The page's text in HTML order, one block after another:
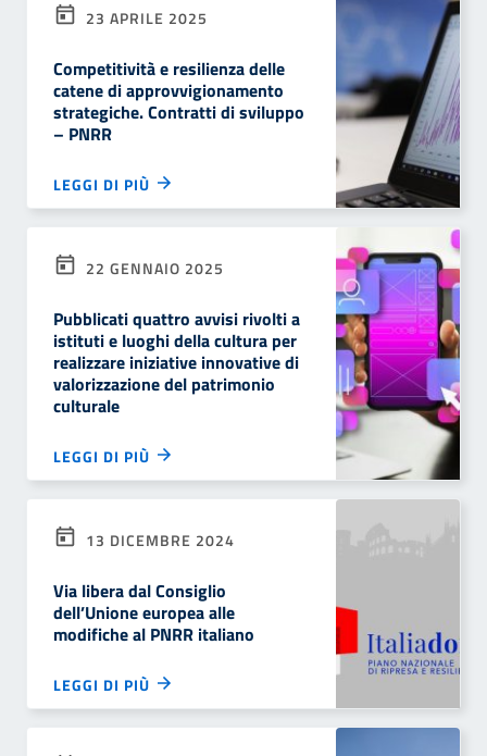
23 APRILE 2025
Competitività e resilienza delle
catene di approvvigionamento
strategiche. Contratti di sviluppo
– PNRR
LEGGI DI PIÙ
22 GENNAIO 2025
Pubblicati quattro avvisi rivolti a
istituti e luoghi della cultura per
realizzare iniziative innovative di
valorizzazione del patrimonio
culturale
LEGGI DI PIÙ
13 DICEMBRE 2024
Via libera dal Consiglio
dell’Unione europea alle
modifiche al PNRR italiano
LEGGI DI PIÙ